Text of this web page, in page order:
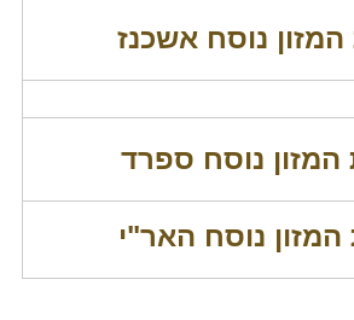
נוסח אשכנז
המזון נוסח ספרד
נוסח האר"י